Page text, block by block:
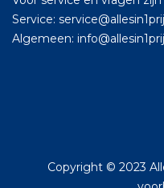
Service:
Algemeen:
Copyright © 2023